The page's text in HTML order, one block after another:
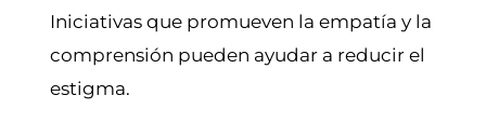
Iniciativas que promueven la empatía y la
comprensión pueden ayudar a reducir el
estigma.